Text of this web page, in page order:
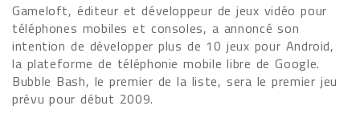
Gameloft, éditeur et développeur de jeux vidéo pour
téléphones mobiles et consoles, a annoncé son
intention de développer plus de 10 jeux pour Android,
la plateforme de téléphonie mobile libre de Google.
Bubble Bash, le premier de la liste, sera le premier jeu
prévu pour début 2009.